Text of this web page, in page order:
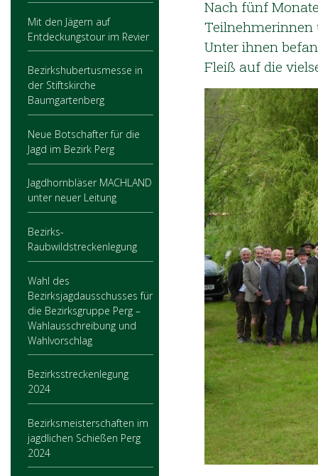
Mit den Jägern auf
Entdeckungstour im Revier
Bezirkshubertusmesse in
der Stiftskirche
Baumgartenberg
Neue Botschafter für die
Jagd im Bezirk Perg
Jagdhornbläser MACHLAND
unter neuer Leitung
Bezirks-
Raubwildstreckenlegung
Wahl des
Bezirksjagdausschusses für
die Bezirksgruppe Perg –
Wahlausschreibung und
Wahlvorschlag
Bezirksstreckenlegung
2024
Bezirksmeisterschaften im
jagdlichen Schießen Perg
2024
Nach fünf
Teilnehmerinnen
Unter ihnen
Fleiß auf die